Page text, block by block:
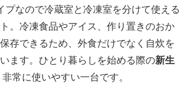
プなので冷蔵室と冷凍室を分けて使える
。冷凍食品やアイス、作り置きのおか
存できるため、外食だけでなく自炊を
ます。ひとり暮らしを始める際の新生
非常に使いやすい一台です。